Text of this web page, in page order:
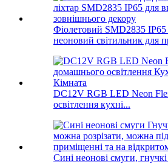
Фіолетовий SMD2835 IP65
неоновий світильник для
DC12V RGB LED Neon
освітлення кухні...
Сині неонові смуги, гнучкі